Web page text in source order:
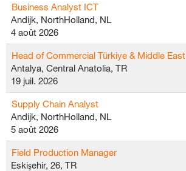
Business Analyst ICT
Andijk, NorthHolland, NL
4 août 2026
Head of Commercial Türkiye & Middle East
Antalya, Central Anatolia, TR
19 juil. 2026
Supply Chain Analyst
Andijk, NorthHolland, NL
5 août 2026
Field Production Manager
Eskişehir, 26, TR